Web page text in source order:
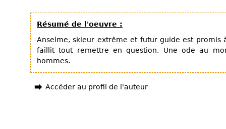
Résumé de l'oeuvre :
Anselme, skieur extrême et futur guide est promis
faillit tout remettre en question. Une ode au
hommes.
Accéder au profil de l'auteur